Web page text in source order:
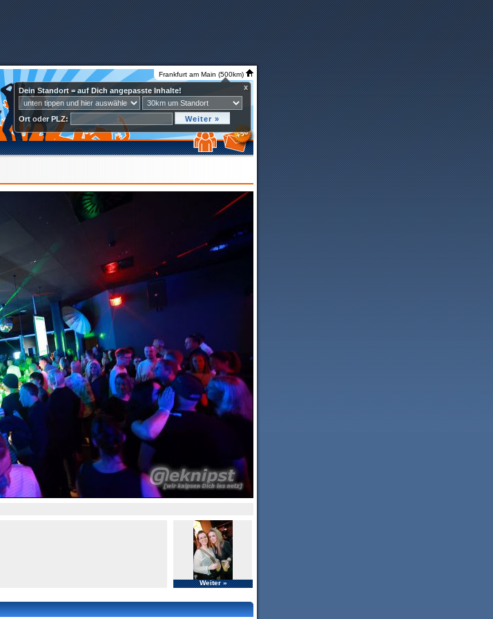
Frankfurt am Main (500km)
Dein Standort = auf Dich angepasste Inhalte! x
Ort oder PLZ:
Weiter »